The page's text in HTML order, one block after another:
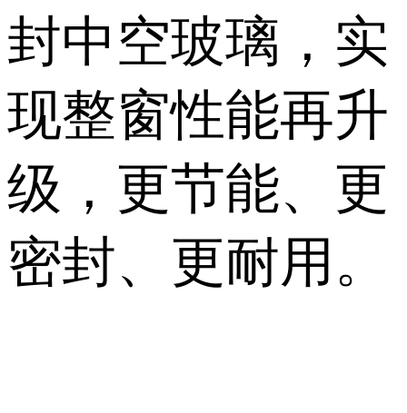
封中空玻璃，实
现整窗性能再升
级，更节能、更
密封、更耐用。